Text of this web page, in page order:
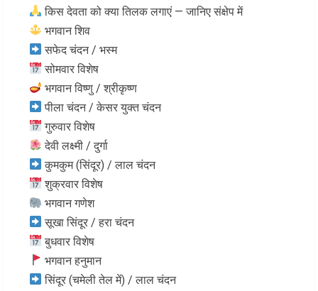
किस देवता को क्या तिलक लगाएं — जानिए संक्षेप में
भगवान शिव
सफेद चंदन / भस्म
सोमवार विशेष
भगवान विष्णु / श्रीकृष्ण
पीला चंदन / केसर युक्त चंदन
गुरुवार विशेष
देवी लक्ष्मी / दुर्गा
कुमकुम (सिंदूर) / लाल चंदन
शुक्रवार विशेष
भगवान गणेश
सूखा सिंदूर / हरा चंदन
बुधवार विशेष
भगवान हनुमान
सिंदूर (चमेली तेल में) / लाल चंदन